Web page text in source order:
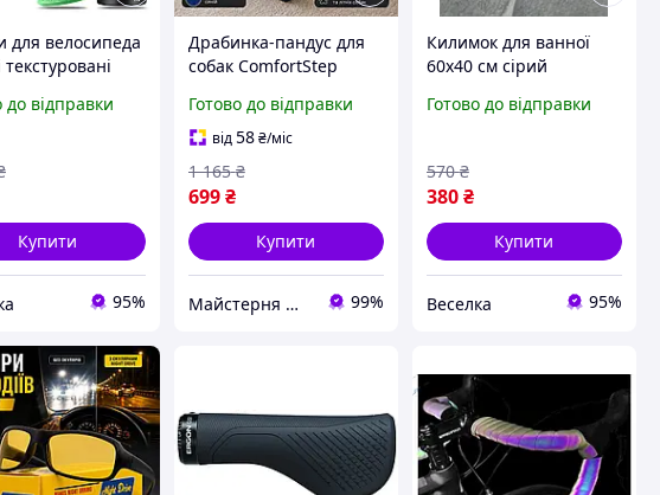
для велосипеда
текстуровані
та контролю
FLAME
до відправки
Купити
95%
Драбинка-пандус для
собак ComfortStep
легкий підйом для
вашого
вихованця36х27х40см
Готово до відправки
від58 ₴/міс
699 ₴
1 165 ₴
Купити
Майстерня Меблі Стиль 99%
Килимок для ванної
60x40 см сірий
антиковзний для
FLAME
Готово до відправки
380₴
570 ₴
Купити
Веселка 95%